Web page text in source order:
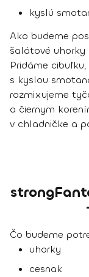
kyslú
Ako budeme
šalátové
Pridáme
s kyslou
rozmixujeme
a čiernym
v chladničke a
Čo budeme
uhorky
cesnak